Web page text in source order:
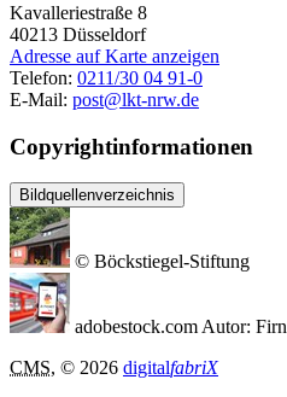
Kavalleriestraße 8
40213 Düsseldorf
Adresse auf Karte anzeigen
Telefon: 0211/30 04 91-0
E-Mail: post@lkt-nrw.de
Copyrightinformationen
Bildquellenverzeichnis
© Böckstiegel-Stiftung
adobestock.com Autor: Firn
CMS, © 2026 digitalfabriX